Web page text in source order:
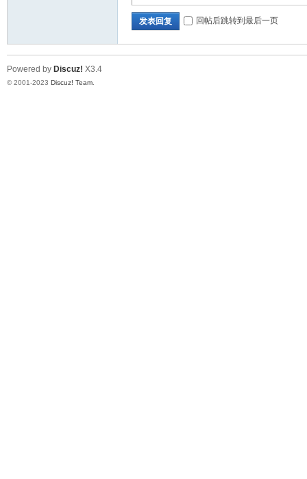
发表回复 回帖后跳转到最后一页
Powered by Discuz! X3.4
© 2001-2023 Discuz! Team